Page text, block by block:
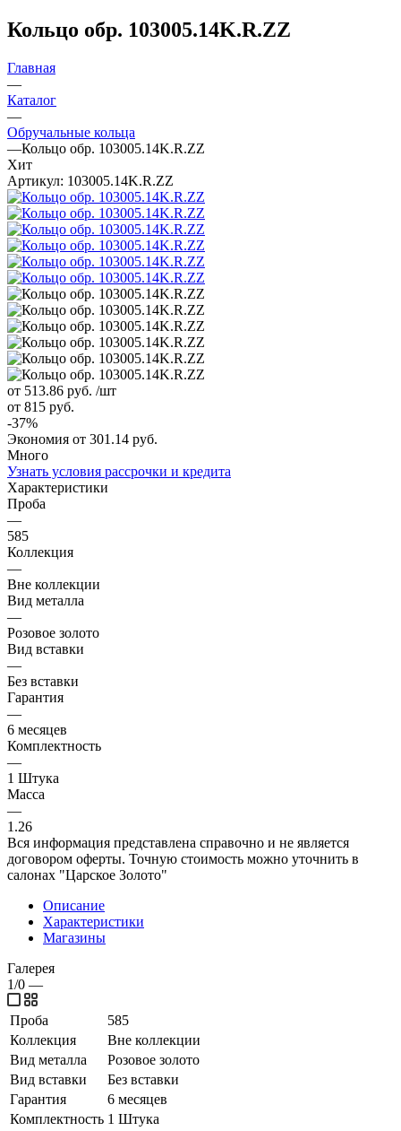
Кольцо обр. 103005.14K.R.ZZ
Главная
—
Каталог
—
Обручальные кольца
—Кольцо обр. 103005.14K.R.ZZ
Хит
Артикул: 103005.14K.R.ZZ
от 513.86 руб. /шт
от 815 руб.
-37%
Экономия от 301.14 руб.
Много
Узнать условия рассрочки и кредита
Характеристики
Проба
—
585
Коллекция
—
Вне коллекции
Вид металла
—
Розовое золото
Вид вставки
—
Без вставки
Гарантия
—
6 месяцев
Комплектность
—
1 Штука
Масса
—
1.26
Вся информация представлена справочно и не является
договором оферты. Точную стоимость можно уточнить в
салонах "Царское Золото"
Описание
Характеристики
Магазины
Галерея
1/0 —
Проба
585
Коллекция
Вне коллекции
Вид металла
Розовое золото
Вид вставки
Без вставки
Гарантия
6 месяцев
Комплектность 1 Штука